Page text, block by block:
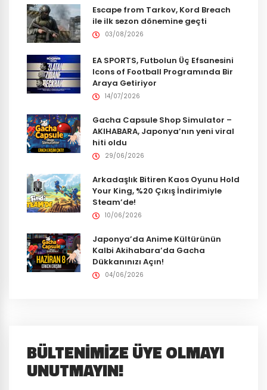
Escape from Tarkov, Kord Breach
ile ilk sezon dönemine geçti
03/08/2026
EA SPORTS, Futbolun Üç Efsanesini
Icons of Football Programında Bir
Araya Getiriyor
14/07/2026
Gacha Capsule Shop Simulator –
AKIHABARA, Japonya’nın yeni viral
hiti oldu
29/06/2026
Arkadaşlık Bitiren Kaos Oyunu Hold
Your King, %20 Çıkış İndirimiyle
Steam’de!
10/06/2026
Japonya’da Anime Kültürünün
Kalbi Akihabara’da Gacha
Dükkanınızı Açın!
04/06/2026
BÜLTENIMIZE ÜYE OLMAYI
UNUTMAYIN!